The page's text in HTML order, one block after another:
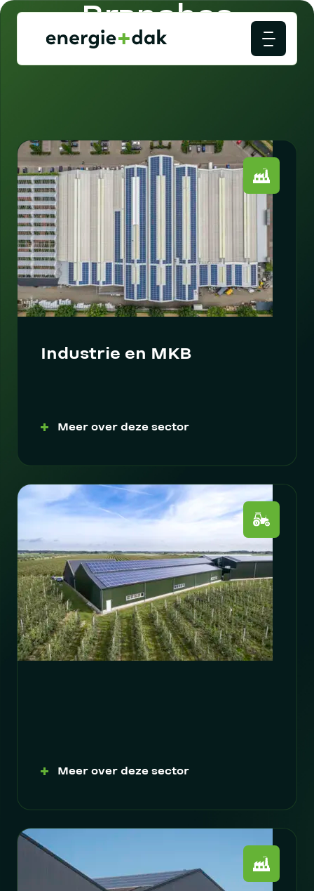
Branches
Ontdek de voordelen voor uw sector
Industrie en MKB
Meer over deze sector
Meer over deze sector